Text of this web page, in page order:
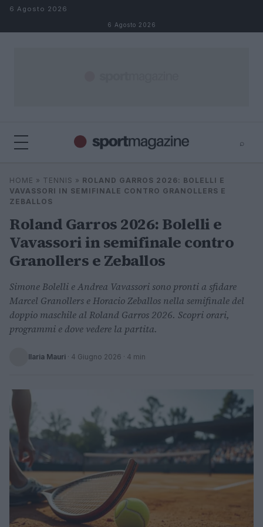
Salta al contenuto
6 Agosto 2026
6 Agosto 2026
⌕
Cerca
HOME » TENNIS » ROLAND GARROS 2026: BOLELLI E
VAVASSORI IN SEMIFINALE CONTRO GRANOLLERS E
ZEBALLOS
Roland Garros 2026: Bolelli e
Vavassori in semifinale contro
Granollers e Zeballos
Simone Bolelli e Andrea Vavassori sono pronti a sfidare
Marcel Granollers e Horacio Zeballos nella semifinale del
doppio maschile al Roland Garros 2026. Scopri orari,
programmi e dove vedere la partita.
Ilaria Mauri · 4 Giugno 2026 · 4 min